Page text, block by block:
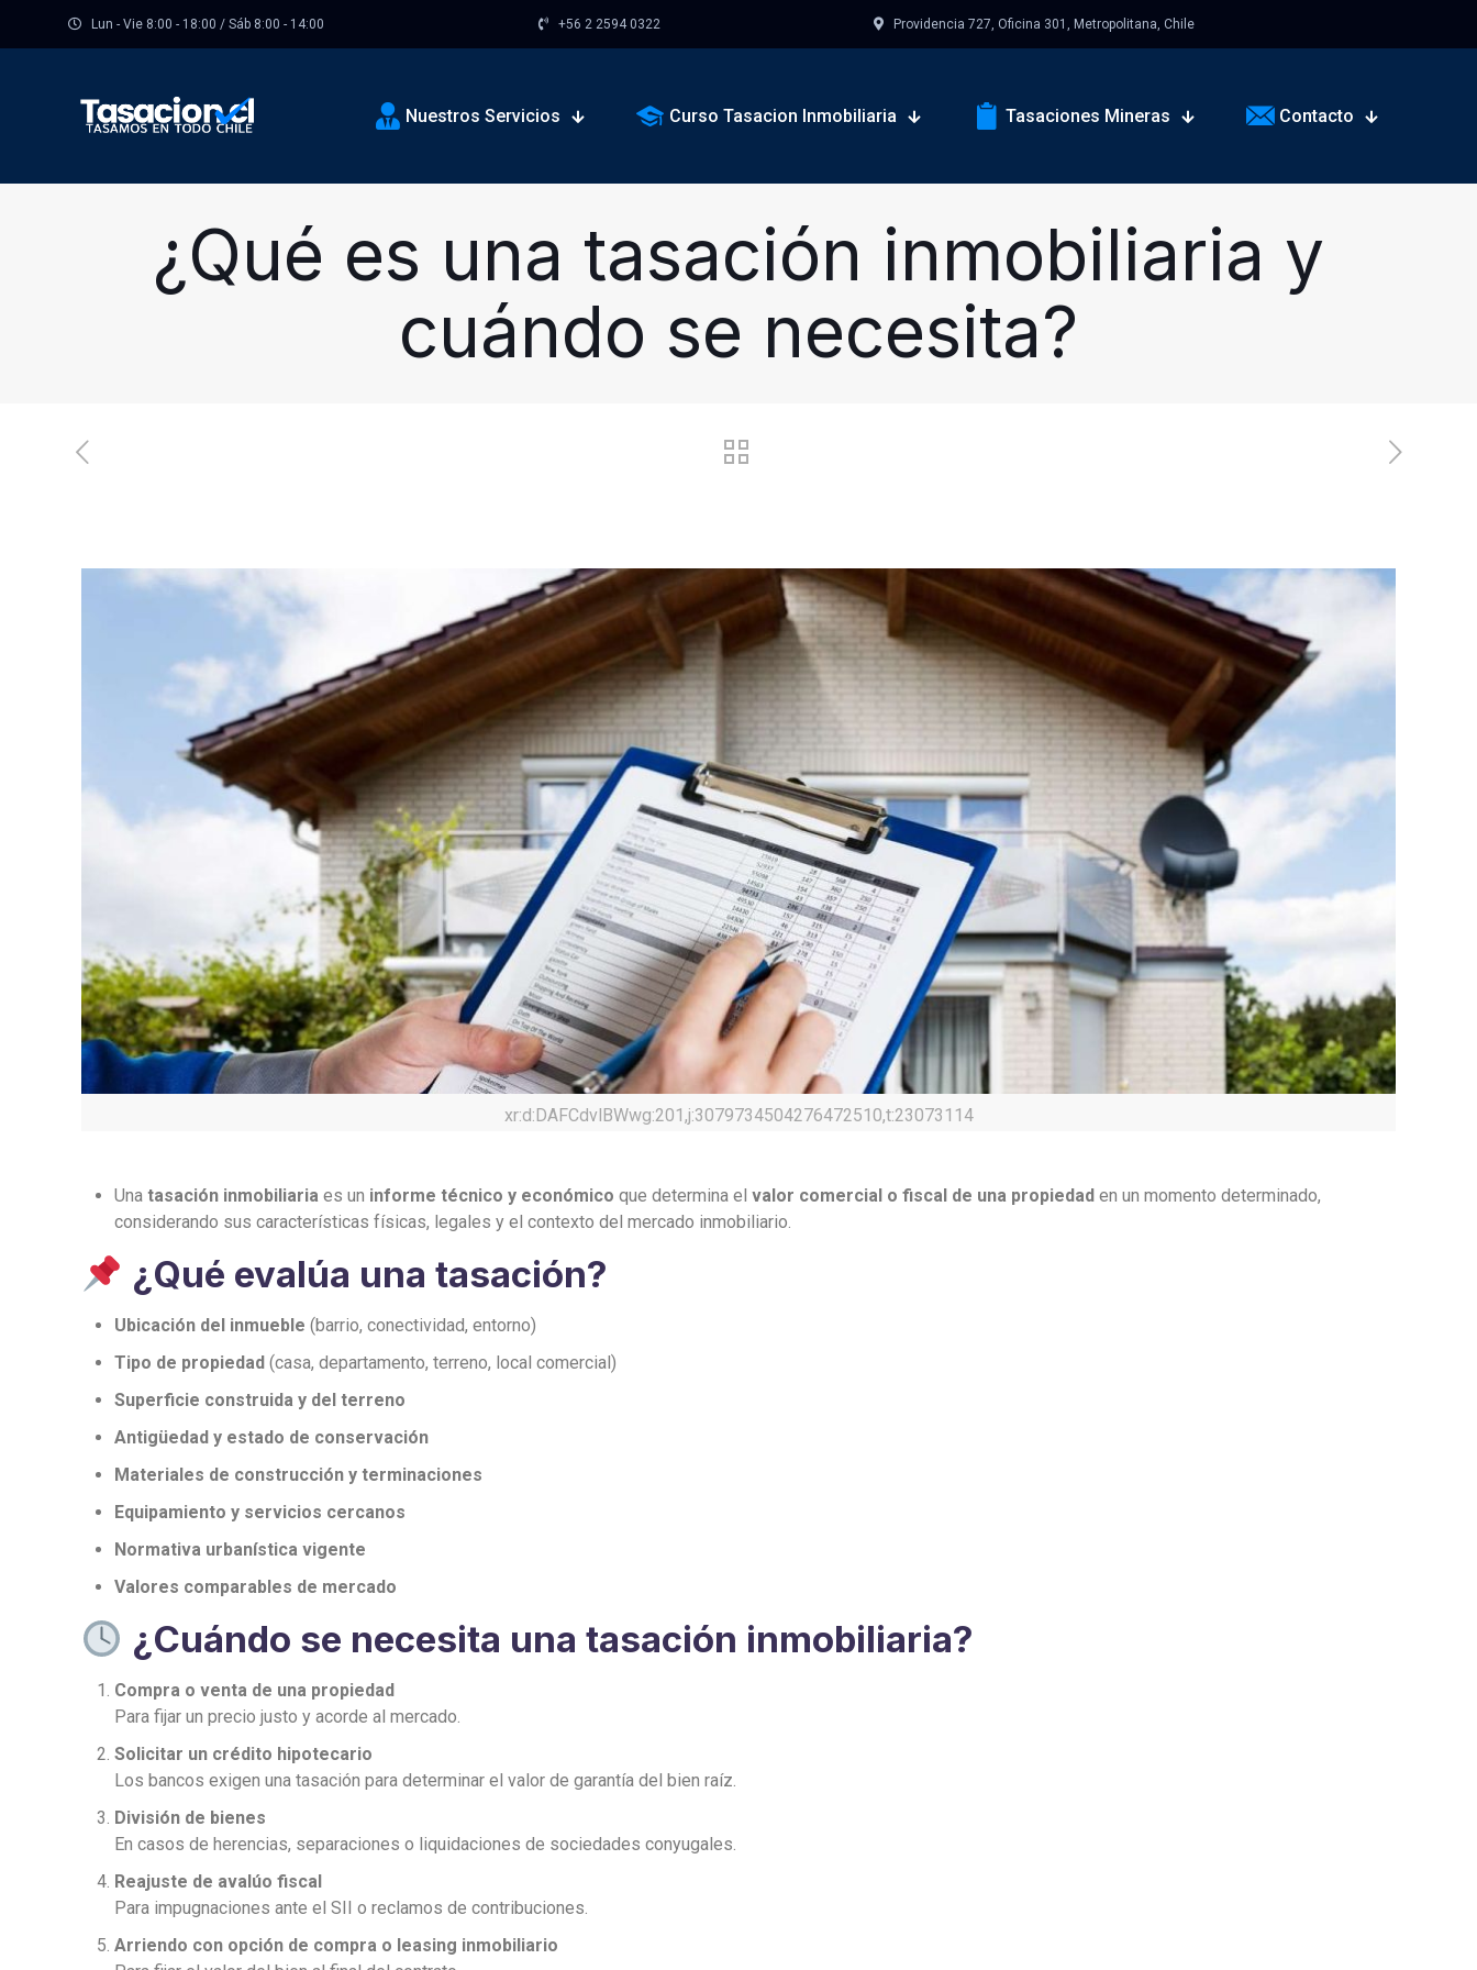
Lun - Vie 8:00 - 18:00 / Sáb 8:00 - 14:00 +56 2 2594 0322 Providencia 727, Oficina 301, Metropolitana, Chile
Nuestros Servicios Curso Tasacion Inmobiliaria Tasaciones Mineras Contacto
¿Qué es una tasación inmobiliaria y
cuándo se necesita?
xr:d:DAFCdvlBWwg:201,j:3079734504276472510,t:23073114
Unatasación inmobiliaria es un informe técnico y económico que determina elvalor comercial o fiscal de una propiedad en un momento determinado,
considerando sus características físicas, legales y el contexto del mercado inmobiliario.
¿Qué evalúa una tasación?
Ubicación del inmueble (barrio, conectividad, entorno)
Tipo de propiedad (casa, departamento, terreno, local comercial)
Superficie construida y del terreno
Antigüedad y estado de conservación
Materiales de construcción y terminaciones
Equipamiento y servicios cercanos
Normativa urbanística vigente
Valores comparables de mercado
¿Cuándo se necesita una tasación inmobiliaria?
Compra o venta de una propiedad
Para fijar un precio justo y acorde al mercado.
Solicitar un crédito hipotecario
Los bancos exigen una tasación para determinar el valor de garantía del bien raíz.
División de bienes
En casos de herencias, separaciones o liquidaciones de sociedades conyugales.
Reajuste de avalúo fiscal
Para impugnaciones ante el SII o reclamos de contribuciones.
Arriendo con opción de compra o leasing inmobiliario